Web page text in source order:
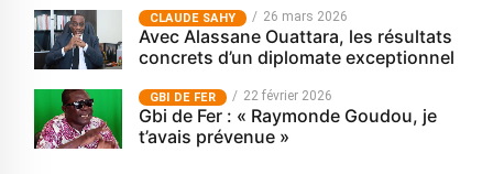
CLAUDE SAHY 26 mars 2026
Avec Alassane Ouattara, les résultats
concrets d’un diplomate exceptionnel
GBI DE FER 22 février 2026
Gbi de Fer : « Raymonde Goudou, je
t’avais prévenue »